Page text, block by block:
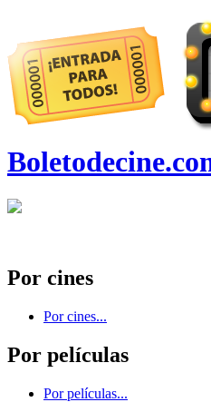
Por cines
Por cines...
Por películas
Por películas...